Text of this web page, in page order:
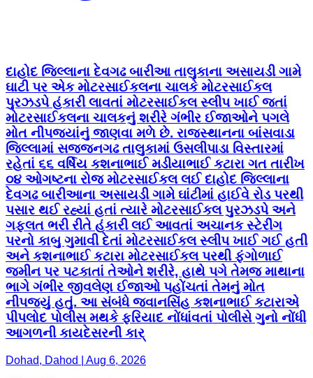
દાહોદ જિલ્લાના દેવગઢ બારીઆ તાલુકાના અસાયડી ગામે
ઘાટી પર એક મોટરસાઈકલના ચાલકે મોટરસાઈકલ
પુરઝડપે હંકારી લાવતાં મોટરસાઈકલ સ્લીપ ખાઈ જતાં
મોટરસાઈકલના ચાલકનું શરીરે ગંભીર ઈજાઓને પગલે
મોત નીપજ્યાંનું જાણવા મળે છે. રાજસ્થાનના બાંસવાડા
જિલ્લામાં સજ્જનગઢ તાલુકામાં ઉસલીપાડા વિસ્તારમાં
રહેતાં ૬૬ વર્ષિય કશનાભાઈ મડીયાભાઈ કટારા ગત તારીખ
૦૪ ઓગષ્ટના રોજ મોટરસાઈકલ લઈ દાહોદ જિલ્લાના
દેવગઢ બારીઆના અસાયડી ગામે ઘાંટીમાં હાઈવે રોડ પરથી
પસાર થઈ રહ્યાં હતાં ત્યારે મોટરસાઈકલ પુરઝડપે અને
ગફલત ભરી રીતે હંકારી લઈ આવતાં અચાનક સ્ટેરીંગ
પરનો કાબુ ગુમાવી દેતાં મોટરસાઈકલ સ્લીપ ખાઈ ગઈ હતી
અને કશનાભાઈ કટારા મોટરસાઈકલ પરથી ફંગોળાઈ
જમીન પર પટકાતાં તેઓને શરીરે, હાથે પગે તેમજ માથાના
ભાગે ગંભીર જીવલેણ ઈજાઓ પહોંચતાં તેમનું મોત
નીપજ્યું હતું. આ સંબંધે જવાનસિંહ કશનાભાઈ કટારાએ
પીપલોદ પોલીસ મથકે ફરિયાદ નોંધાંવતાં પોલીસે ગુનો નોંધી
આગળની કાયદેસરની કાર્
Dohad, Dahod | Aug 6, 2026